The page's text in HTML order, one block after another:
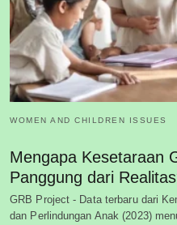
WOMEN AND CHILDREN ISSUES
Mengapa Kesetaraan
Panggung dari
GRB Project - Data terbaru dari
dan Perlindungan Anak (2023)